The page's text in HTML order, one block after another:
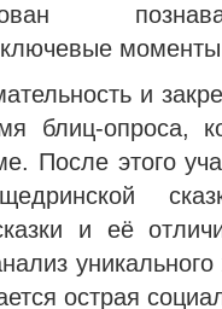
моменты
и
блиц-опроса,
После этого
и её
острая